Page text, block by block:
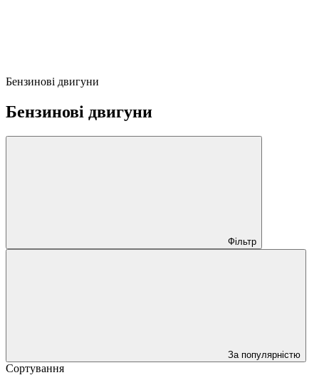
Бензинові двигуни
Бензинові двигуни
Фільтр
За популярністю
Сортування